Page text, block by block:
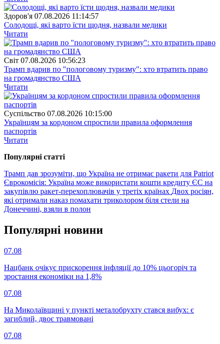
Здоров'я 07.08.2026 11:14:57
Солодощі, які варто їсти щодня, назвали медики
Читати
Свiт 07.08.2026 10:56:23
Трамп вдарив по "пологовому туризму": хто втратить право
на громадянство США
Читати
Суспiльство 07.08.2026 10:15:00
Українцям за кордоном спростили правила оформлення
паспортів
Читати
Популярнi статтi
Трамп дав зрозуміти, що Україна не отримає ракети для Patriot
Єврокомісія: Україна може використати кошти кредиту ЄС на
закупівлю ракет-перехоплювачів у третіх країнах Двох росіян,
які отримали наказ помахати триколором біля стели на
Донеччині, взяли в полон
Популярнi новини
07.08
Нацбанк очікує прискорення інфляції до 10% цьогоріч та
зростання економіки на 1,8%
07.08
На Миколаївщині у пункті металобрухту стався вибух: є
загиблий, двоє травмовані
07.08